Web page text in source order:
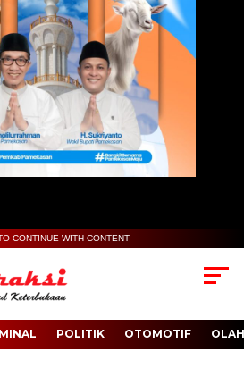
CONTINUE WITH CONTENT
POLITIK OTOMOTIF